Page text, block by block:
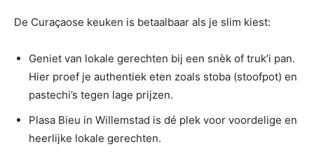
De Curaçaose keuken is betaalbaar als je slim kiest:
Geniet van lokale gerechten bij een snèk of truk’i pan.
Hier proef je authentiek eten zoals stoba (stoofpot) en
pastechi’s tegen lage prijzen.
Plasa Bieu in Willemstad is dé plek voor voordelige en
heerlijke lokale gerechten.